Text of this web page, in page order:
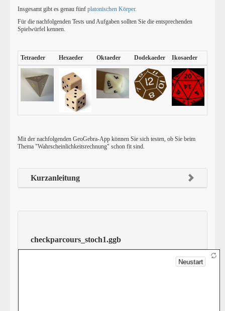
Insgesamt gibt es genau fünf platonischen Körper.
Für die nachfolgenden Tests und Aufgaben sollten Sie die entsprechenden
Spielwürfel kennen.
Tetraeder Hexaeder Oktaeder Dodekaeder Ikosaeder
Mit der nachfolgenden GeoGebra-App können Sie sich testen, ob Sie beim
Thema "Wahrscheinlichkeitsrechnung" schon fit sind.
Kurzanleitung
checkparcours_stoch1.ggb